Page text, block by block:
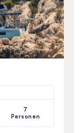
7
Personen